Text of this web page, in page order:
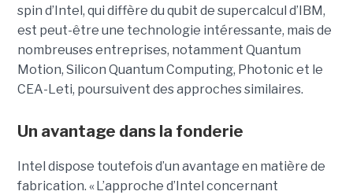
spin d’Intel, qui diffère du qubit de supercalcul d’IBM,
est peut-être une technologie intéressante, mais de
nombreuses entreprises, notamment Quantum
Motion, Silicon Quantum Computing, Photonic et le
CEA-Leti, poursuivent des approches similaires.
Un avantage dans la fonderie
Intel dispose toutefois d’un avantage en matière de
fabrication. « L’approche d’Intel concernant